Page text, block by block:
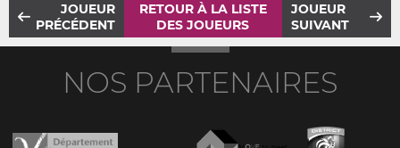
JOUEUR
PRÉCÉDENT
RETOUR À LA LISTE
DES JOUEURS
JOUEUR
SUIVANT
NOS PARTENAIRES